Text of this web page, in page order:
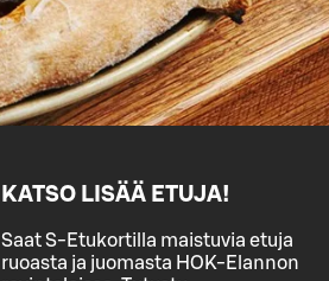
KATSO LISÄÄ ETUJA!
Saat S-Etukortilla maistuvia etuja
ruoasta ja juomasta HOK-Elannon